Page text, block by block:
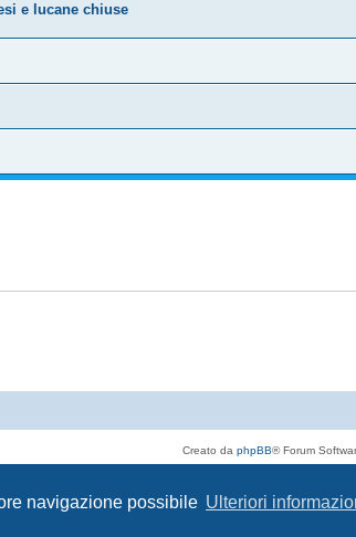
navigazione possibile Ulteriori
e lucane chiuse
Creato da phpBB® Forum